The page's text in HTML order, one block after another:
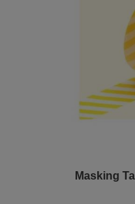
Masking